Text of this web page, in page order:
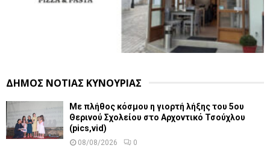
ΔΗΜΟΣ ΝΟΤΙΑΣ ΚΥΝΟΥΡΙΑΣ
Με πλήθος κόσμου η γιορτή λήξης του 5ου
Θερινού Σχολείου στο Αρχοντικό Τσούχλου
(pics,vid)
08/08/2026 0